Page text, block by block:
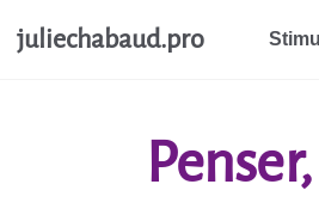
Aller au contenu principal
juliechabaud.pro